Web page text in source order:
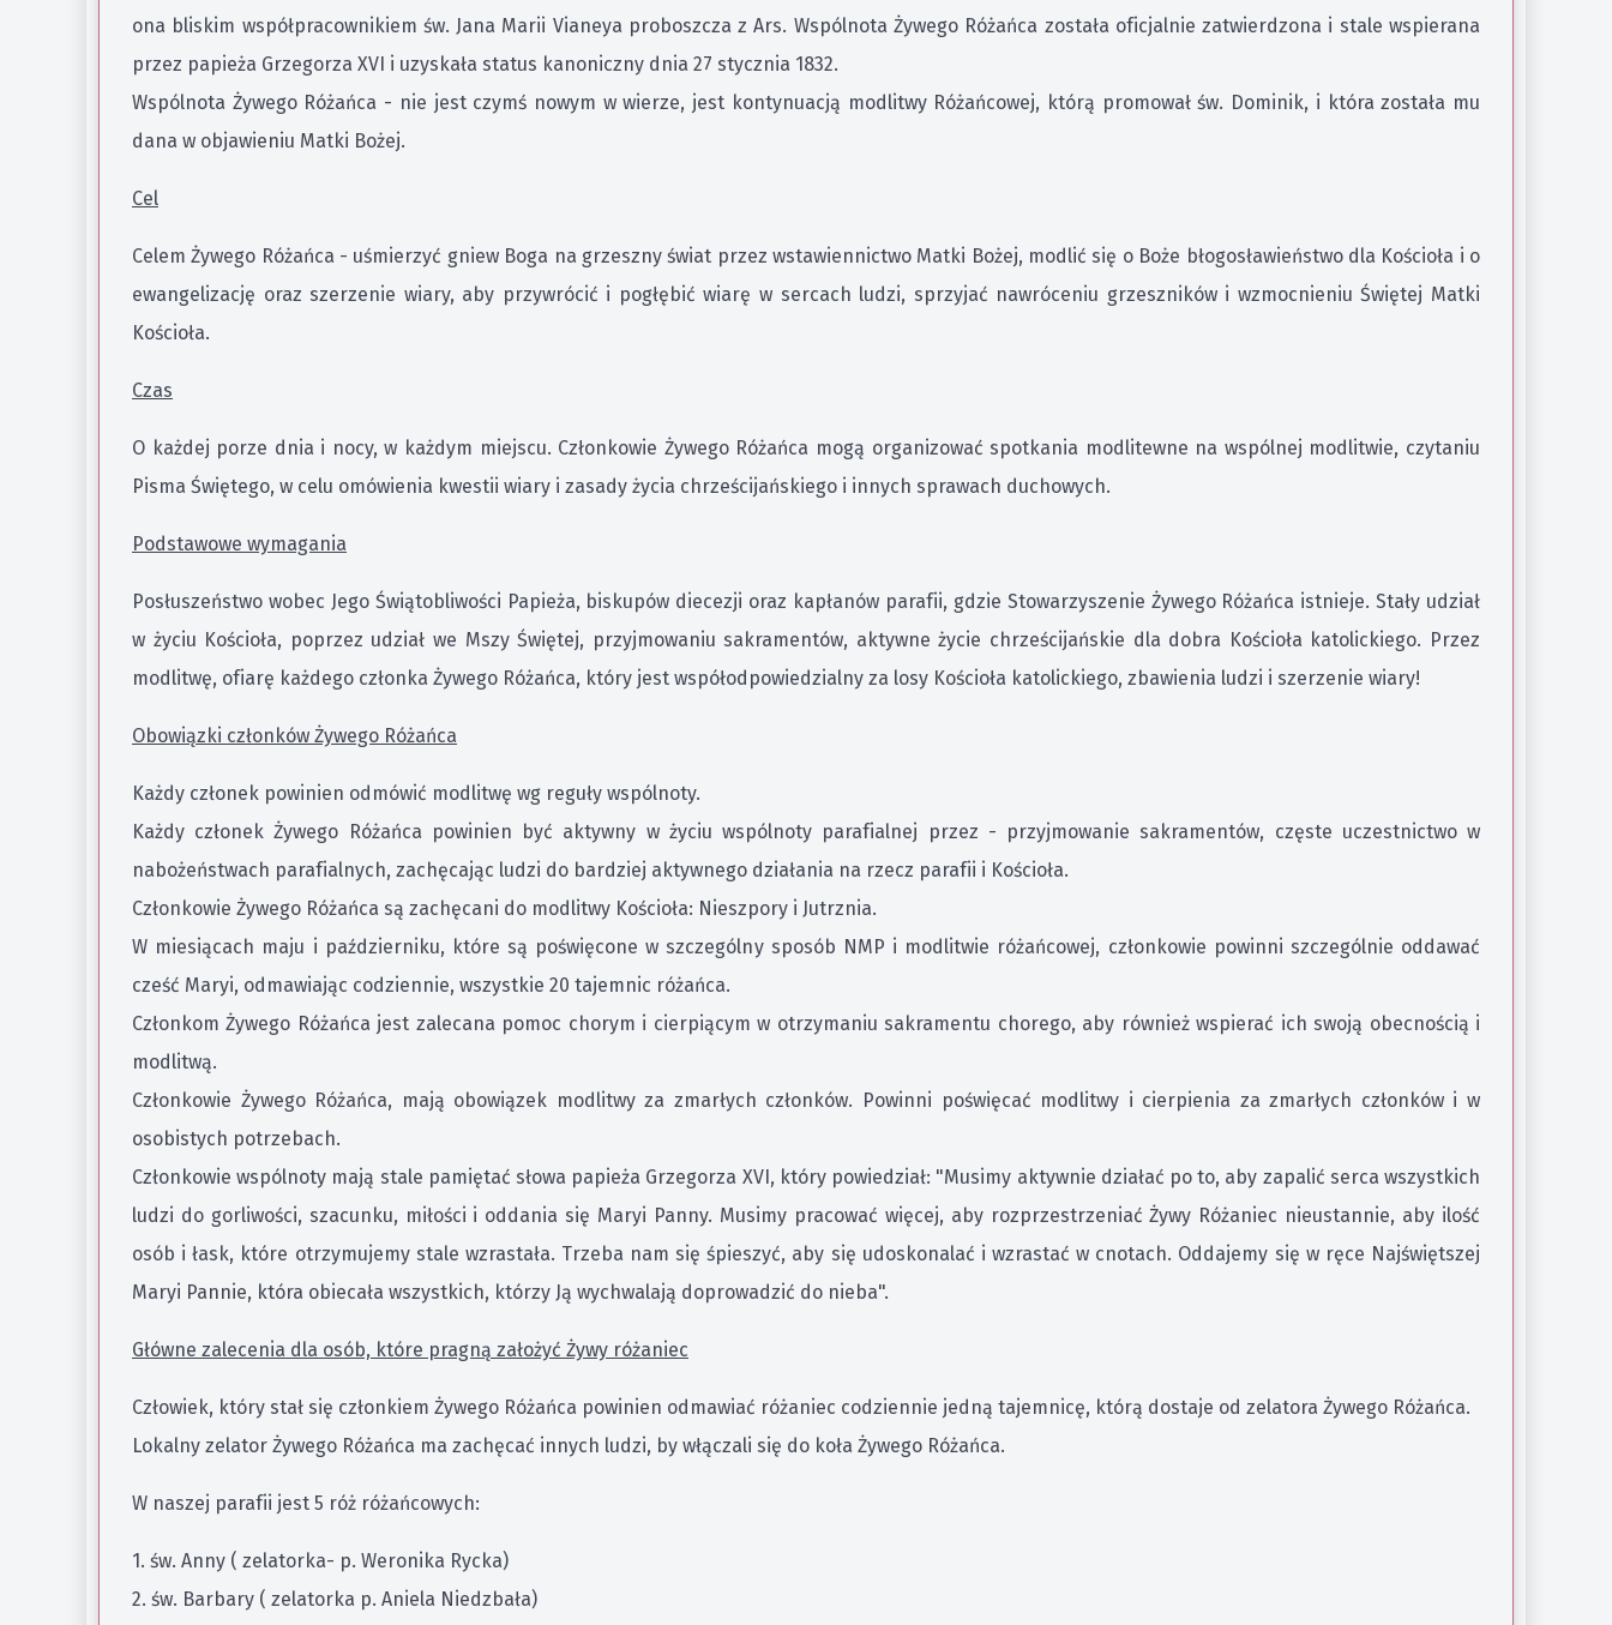
ona bliskim współpracownikiem św. Jana Marii Vianeya proboszcza z Ars. Wspólnota Żywego Różańca została oficjalnie zatwierdzona i stale wspierana
przez papieża Grzegorza XVI i uzyskała status kanoniczny dnia 27 stycznia 1832.
Wspólnota Żywego Różańca - nie jest czymś nowym w wierze, jest kontynuacją modlitwy Różańcowej, którą promował św. Dominik, i która została mu
dana w objawieniu Matki Bożej.
Cel
Celem Żywego Różańca - uśmierzyć gniew Boga na grzeszny świat przez wstawiennictwo Matki Bożej, modlić się o Boże błogosławieństwo dla Kościoła i o
ewangelizację oraz szerzenie wiary, aby przywrócić i pogłębić wiarę w sercach ludzi, sprzyjać nawróceniu grzeszników i wzmocnieniu Świętej Matki
Kościoła.
Czas
O każdej porze dnia i nocy, w każdym miejscu. Członkowie Żywego Różańca mogą organizować spotkania modlitewne na wspólnej modlitwie, czytaniu
Pisma Świętego, w celu omówienia kwestii wiary i zasady życia chrześcijańskiego i innych sprawach duchowych.
Podstawowe wymagania
Posłuszeństwo wobec Jego Świątobliwości Papieża, biskupów diecezji oraz kapłanów parafii, gdzie Stowarzyszenie Żywego Różańca istnieje. Stały udział
w życiu Kościoła, poprzez udział we Mszy Świętej, przyjmowaniu sakramentów, aktywne życie chrześcijańskie dla dobra Kościoła katolickiego. Przez
modlitwę, ofiarę każdego członka Żywego Różańca, który jest współodpowiedzialny za losy Kościoła katolickiego, zbawienia ludzi i szerzenie wiary!
Obowiązki członków Żywego Różańca
Każdy członek powinien odmówić modlitwę wg reguły wspólnoty.
Każdy członek Żywego Różańca powinien być aktywny w życiu wspólnoty parafialnej przez - przyjmowanie sakramentów, częste uczestnictwo w
nabożeństwach parafialnych, zachęcając ludzi do bardziej aktywnego działania na rzecz parafii i Kościoła.
Członkowie Żywego Różańca są zachęcani do modlitwy Kościoła: Nieszpory i Jutrznia.
W miesiącach maju i październiku, które są poświęcone w szczególny sposób NMP i modlitwie różańcowej, członkowie powinni szczególnie oddawać
cześć Maryi, odmawiając codziennie, wszystkie 20 tajemnic różańca.
Członkom Żywego Różańca jest zalecana pomoc chorym i cierpiącym w otrzymaniu sakramentu chorego, aby również wspierać ich swoją obecnością i
modlitwą.
Członkowie Żywego Różańca, mają obowiązek modlitwy za zmarłych członków. Powinni poświęcać modlitwy i cierpienia za zmarłych członków i w
osobistych potrzebach.
Członkowie wspólnoty mają stale pamiętać słowa papieża Grzegorza XVI, który powiedział: "Musimy aktywnie działać po to, aby zapalić serca wszystkich
ludzi do gorliwości, szacunku, miłości i oddania się Maryi Panny. Musimy pracować więcej, aby rozprzestrzeniać Żywy Różaniec nieustannie, aby ilość
osób i łask, które otrzymujemy stale wzrastała. Trzeba nam się śpieszyć, aby się udoskonalać i wzrastać w cnotach. Oddajemy się w ręce Najświętszej
Maryi Pannie, która obiecała wszystkich, którzy Ją wychwalają doprowadzić do nieba".
Główne zalecenia dla osób, które pragną założyć Żywy różaniec
Człowiek, który stał się członkiem Żywego Różańca powinien odmawiać różaniec codziennie jedną tajemnicę, którą dostaje od zelatora Żywego Różańca.
Lokalny zelator Żywego Różańca ma zachęcać innych ludzi, by włączali się do koła Żywego Różańca.
W naszej parafii jest 5 róż różańcowych:
1. św. Anny ( zelatorka- p. Weronika Rycka)
2. św. Barbary ( zelatorka p. Aniela Niedzbała)